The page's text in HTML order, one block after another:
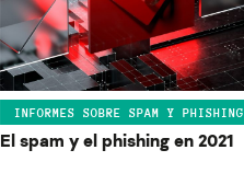
INFORMES SOBRE SPAM Y PHISHING
El spam y el phishing en 2021